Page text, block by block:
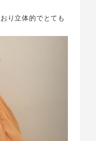
り立体的でとても